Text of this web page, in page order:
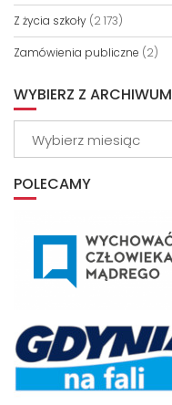
Z życia szkoły (2 173)
Zamówienia publiczne (2)
WYBIERZ Z ARCHIWUM
POLECAMY